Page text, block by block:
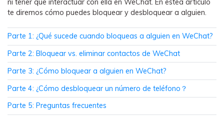
Transfiere datos de WhatsApp y
WhatsApp Business sin restablecer los
valores de fábrica.
MobileTrans App
Transfiere datos del teléfono, de
WhatsApp y archivos entre dispositivos
iOS y Android.
ni tener que interactuar con ella en WeChat. En estea artículo
te diremos cómo puedes bloquear y desbloquear a alguien.
Parte 1: ¿Qué sucede cuando bloqueas a alguien en WeChat?
Parte 2: Bloquear vs. eliminar contactos de WeChat
Parte 3: ¿Cómo bloquear a alguien en WeChat?
Parte 4: ¿Cómo desbloquear un número de teléfono？
Parte 5: Preguntas frecuentes